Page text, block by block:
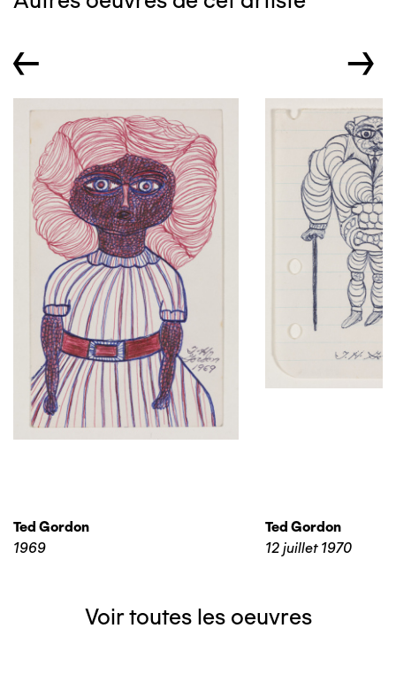
← →
Ted Gordon
1969
Ted Gordon
12 juillet 1970
Voir toutes les oeuvres